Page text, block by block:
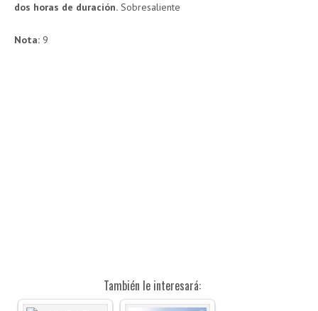
dos horas de duración. Sobresaliente
Nota: 9
También le interesará: